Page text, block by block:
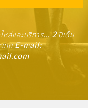
ล่และบริการ... 2 ปีเต็ม
เทศ E-mail: